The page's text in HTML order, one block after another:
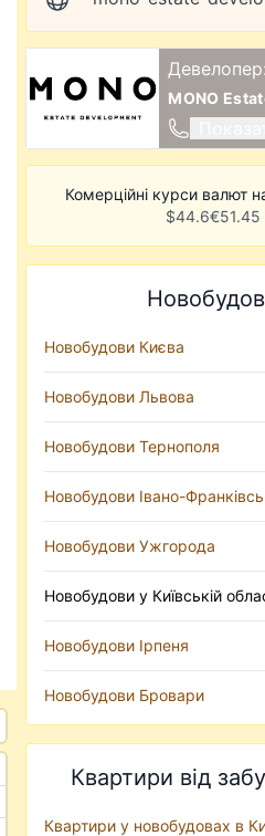
Девелопер:
MONO
Комерційні курси валют
$44.6€51.45
Новобудови Києва
Новобудови Львова
Новобудови Тернополя
Новобудови Івано-
Новобудови Ужгорода
Новобудови у Київській
Новобудови Ірпеня
Новобудови Бровари
Квартири від
Квартири у новобудовах в